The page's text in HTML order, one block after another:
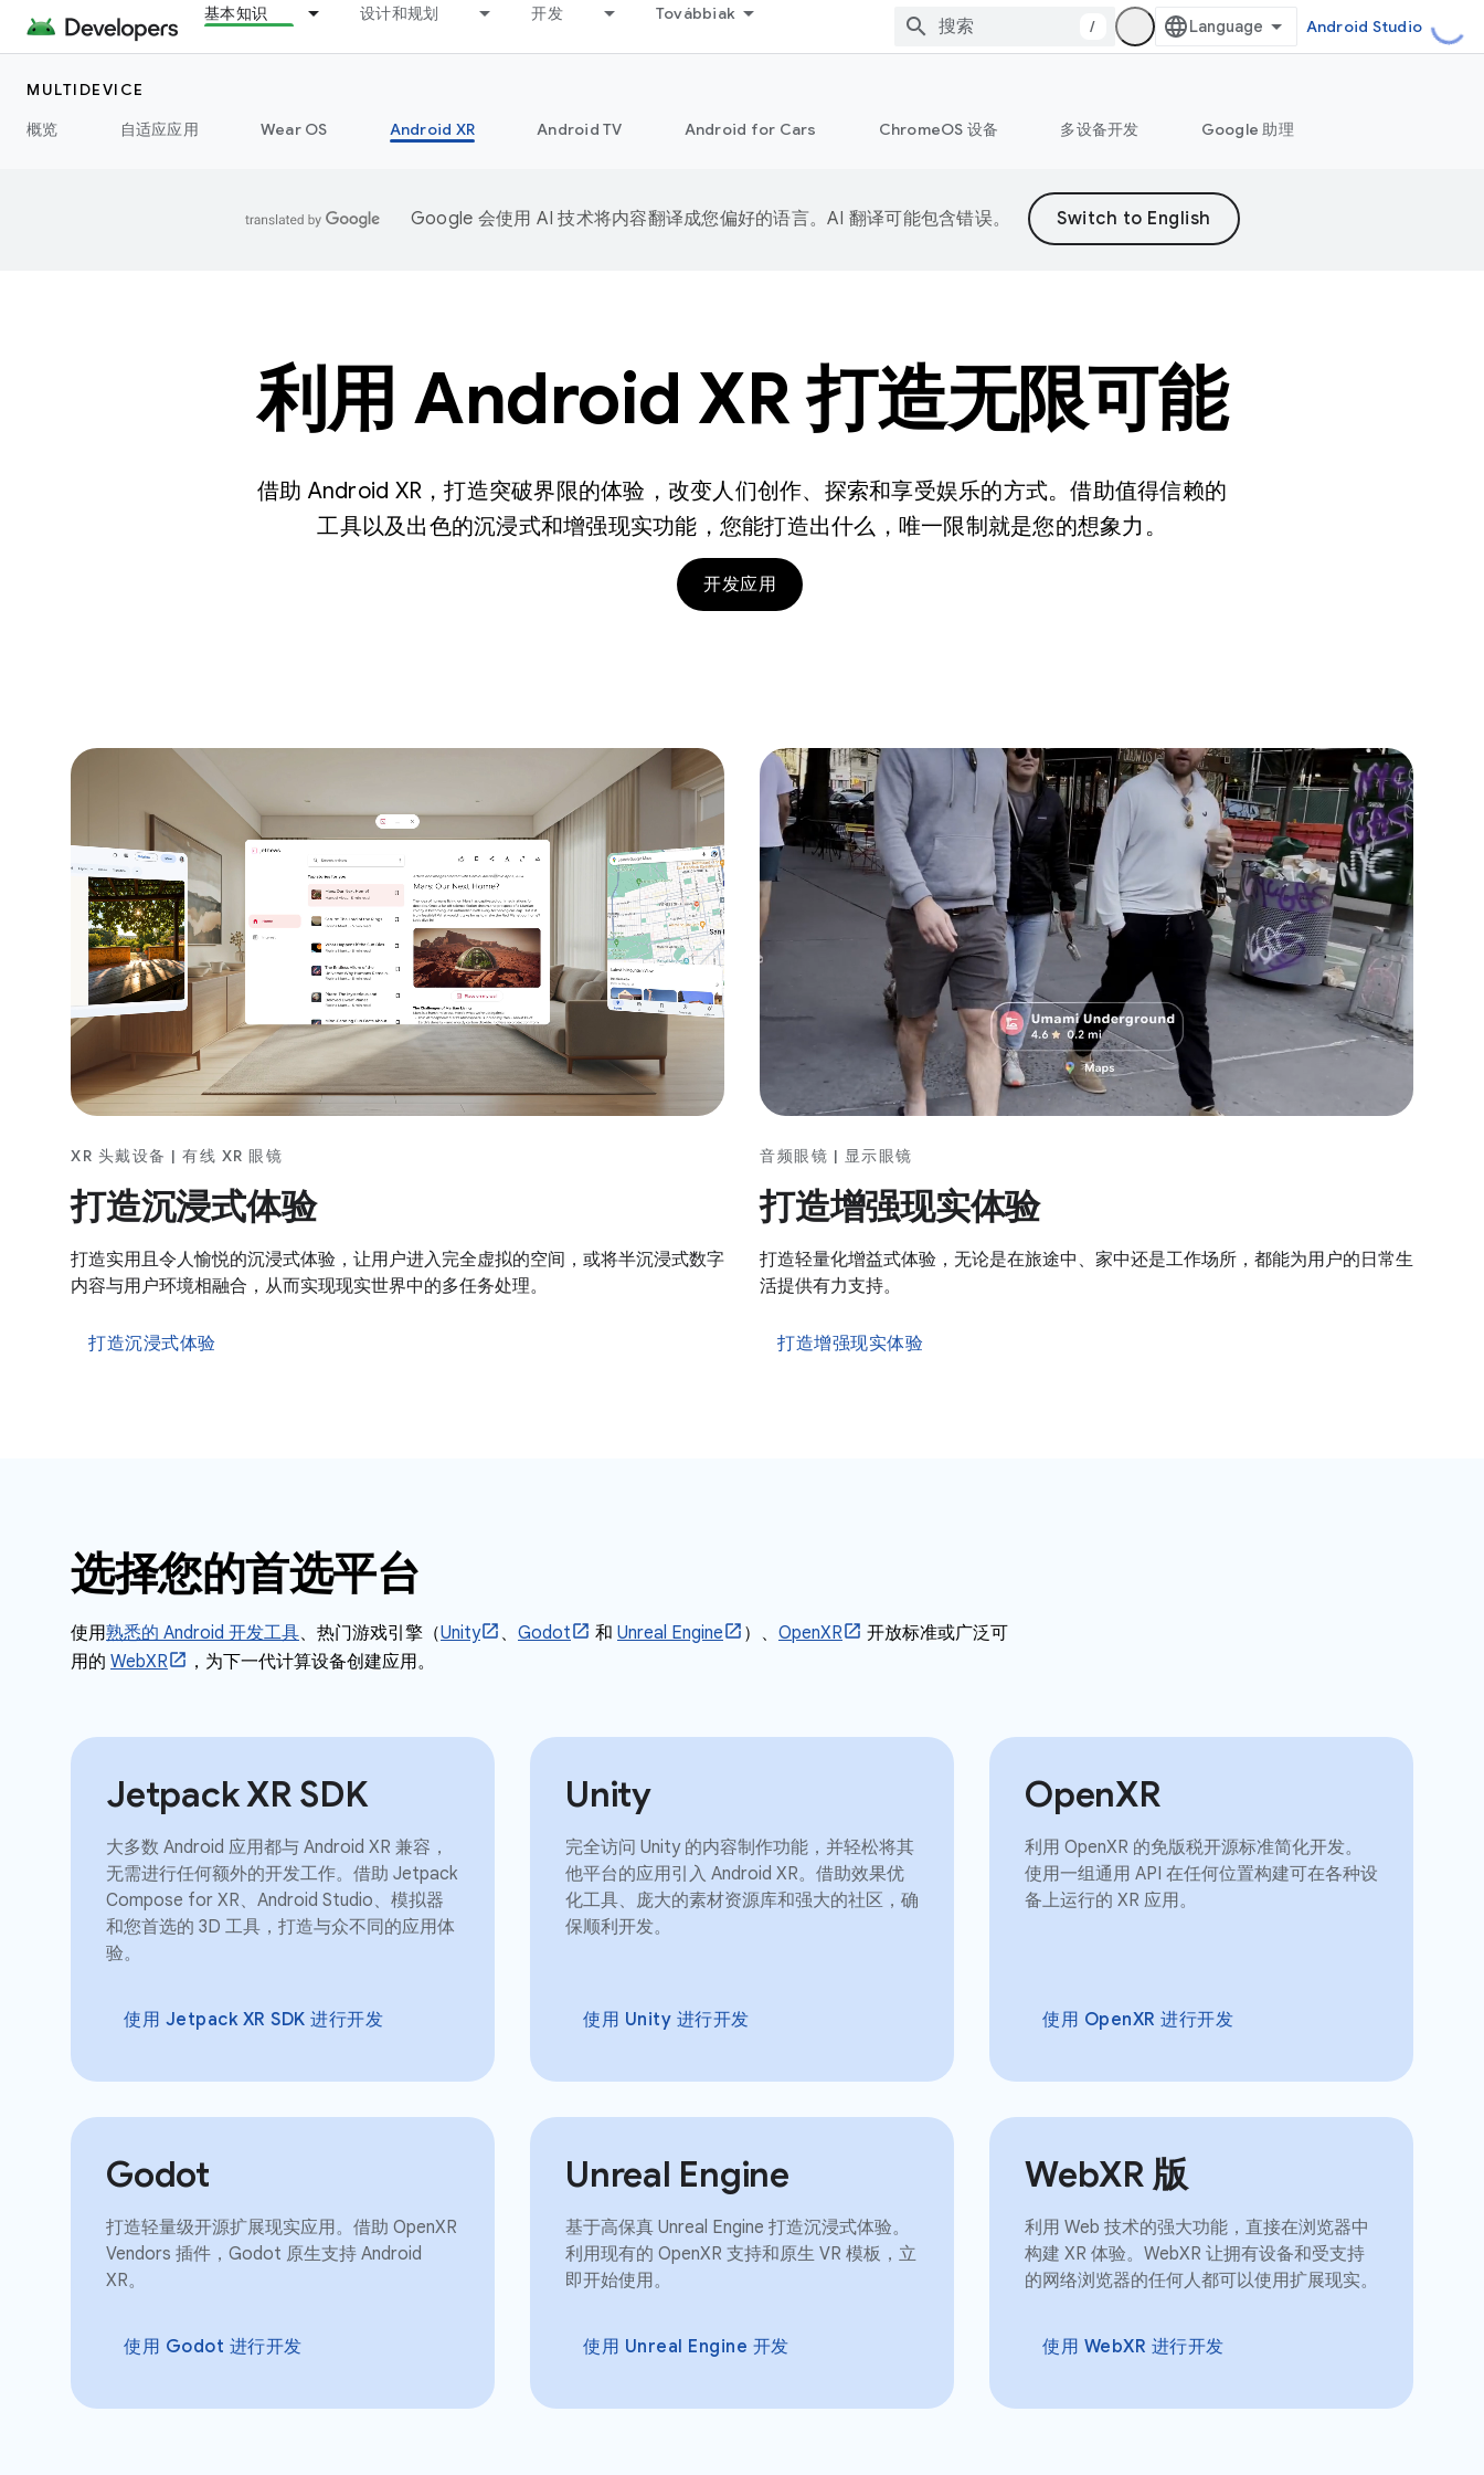
基本知识 设计和规划 开发 Továbbiak
/ Android Studio
MULTIDEVICE
概览
自适应应用 Wear OS Android XR Android TV Android for Cars ChromeOS 设备 多设备开发 Google 助理
Google 会使用 AI 技术将内容翻译成您偏好的语言。AI 翻译可能包含错误。
利用 Android XR 打造无限可能
借助 Android XR，打造突破界限的体验，改变人们创作、探索和享受娱乐的方式。借助值得信赖的
工具以及出色的沉浸式和增强现实功能，您能打造出什么，唯一限制就是您的想象力。
开发应用
XR 头戴设备 | 有线 XR 眼镜
打造沉浸式体验
打造实用且令人愉悦的沉浸式体验，让用户进入完全虚拟的空间，或将半沉浸式数字
内容与用户环境相融合，从而实现现实世界中的多任务处理。
打造沉浸式体验
音频眼镜 | 显示眼镜
打造增强现实体验
打造轻量化增益式体验，无论是在旅途中、家中还是工作场所，都能为用户的日常生
活提供有力支持。
打造增强现实体验
选择您的首选平台
使用熟悉的 Android 开发工具、热门游戏引擎（Unity 、 Godot 和 Unreal Engine ）、 OpenXR
开放标准或广泛可
用的 WebXR ，为下一代计算设备创建应用。
Jetpack XR SDK
大多数 Android 应用都与 Android XR 兼容，
无需进行任何额外的开发工作。借助 Jetpack
Compose for XR、Android Studio、模拟器
和您首选的 3D 工具，打造与众不同的应用体
验。
使用 Jetpack XR SDK 进行开发
Unity
完全访问 Unity 的内容制作功能，并轻松将其
他平台的应用引入 Android XR。借助效果优
化工具、庞大的素材资源库和强大的社区，确
保顺利开发。
使用 Unity 进行开发
OpenXR
利用 OpenXR 的免版税开源标准简化开发。
使用一组通用 API 在任何位置构建可在各种设
备上运行的 XR 应用。
使用 OpenXR 进行开发
Godot
打造轻量级开源扩展现实应用。借助 OpenXR
Vendors 插件，Godot 原生支持 Android
XR。
使用 Godot 进行开发
Unreal Engine
基于高保真 Unreal Engine 打造沉浸式体验。
利用现有的 OpenXR 支持和原生 VR 模板，立
即开始使用。
使用 Unreal Engine 开发
WebXR 版
利用 Web 技术的强大功能，直接在浏览器中
构建 XR 体验。WebXR 让拥有设备和受支持
的网络浏览器的任何人都可以使用扩展现实。
使用 WebXR 进行开发